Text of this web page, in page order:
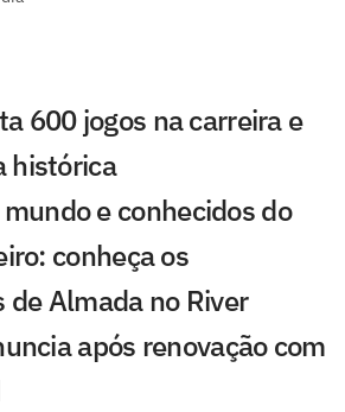
600 jogos na carreira e
histórica
e conhecidos do
conheça os
de Almada no River
após renovação com